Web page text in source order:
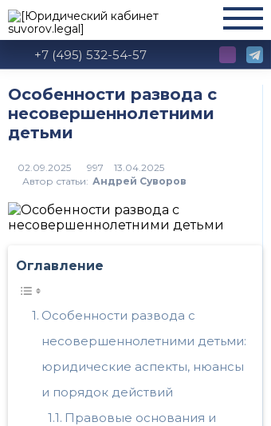
+7 (495) 532-54-57
Особенности развода с
несовершеннолетними
детьми
997
Автор статьи: Андрей Суворов
Оглавление
Особенности развода с
несовершеннолетними детьми:
юридические аспекты, нюансы
и порядок действий
Правовые основания и